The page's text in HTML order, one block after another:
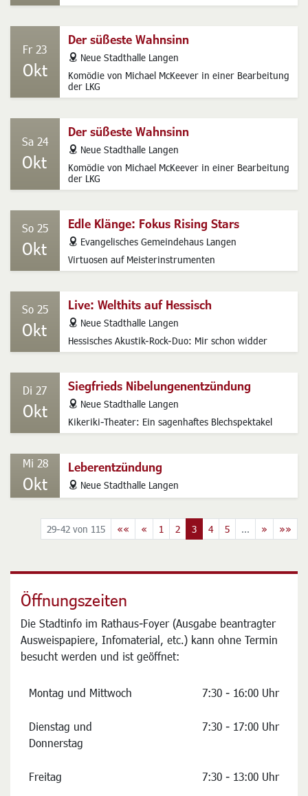
Der süßeste Wahnsinn
Komödie von Michael McKeever in einer Bearbeitung
der LKG
Fr 23
Okt
address
Neue Stadthalle Langen
Der süßeste Wahnsinn
Komödie von Michael McKeever in einer Bearbeitung
der LKG
Sa 24
Okt
address
Neue Stadthalle Langen
Edle Klänge: Fokus Rising Stars
Virtuosen auf Meisterinstrumenten
So 25
Okt
address
Evangelisches Gemeindehaus Langen
Live: Welthits auf Hessisch
Hessisches Akustik-Rock-Duo: Mir schon widder
So 25
Okt
address
Neue Stadthalle Langen
Siegfrieds Nibelungenentzündung
Kikeriki-Theater: Ein sagenhaftes Blechspektakel
Di 27
Okt
address
Neue Stadthalle Langen
Leberentzündung
Mi 28
Okt address
Neue Stadthalle Langen
29-42 von 115 «« « 1 2 3 4 5 ... » »»
Öffnungszeiten
Die Stadtinfo im Rathaus-Foyer (Ausgabe beantragter
Ausweispapiere, Infomaterial, etc.) kann ohne Termin
besucht werden und ist geöffnet:
Montag und Mittwoch 7:30 - 16:00 Uhr
Dienstag und
Donnerstag
7:30 - 17:00 Uhr
Freitag 7:30 - 13:00 Uhr